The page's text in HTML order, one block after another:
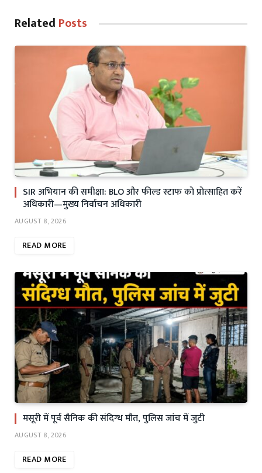
Related Posts
SIR अभियान की समीक्षा: BLO और फील्ड स्टाफ को प्रोत्साहित करें
अधिकारी—मुख्य निर्वाचन अधिकारी
AUGUST 8, 2026
READ MORE
मसूरी में पूर्व सैनिक की संदिग्ध मौत, पुलिस जांच में जुटी
AUGUST 8, 2026
READ MORE